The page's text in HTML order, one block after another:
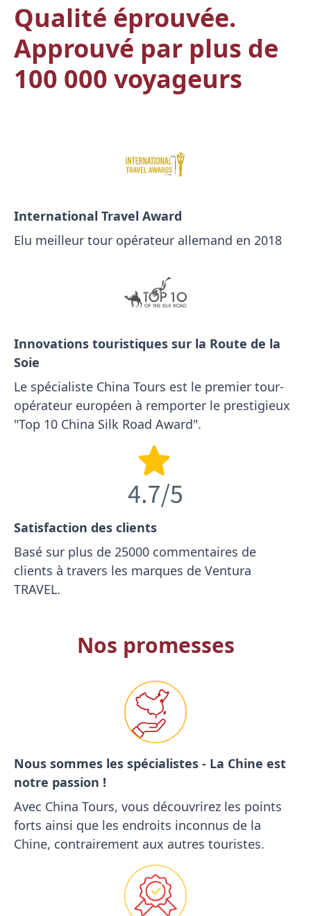
Qualité éprouvée.
Approuvé par plus de
100 000 voyageurs
International Travel Award
Elu meilleur tour opérateur allemand en 2018
Innovations touristiques sur la Route de la
Soie
Le spécialiste China Tours est le premier tour-
opérateur européen à remporter le prestigieux
"Top 10 China Silk Road Award".
Satisfaction des clients
Basé sur plus de 25000 commentaires de
clients à travers les marques de Ventura
TRAVEL.
Nos promesses
Nous sommes les spécialistes - La Chine est
notre passion !
Avec China Tours, vous découvrirez les points
forts ainsi que les endroits inconnus de la
Chine, contrairement aux autres touristes.